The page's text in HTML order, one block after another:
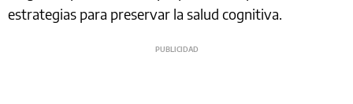
estrategias para preservar la salud cognitiva.